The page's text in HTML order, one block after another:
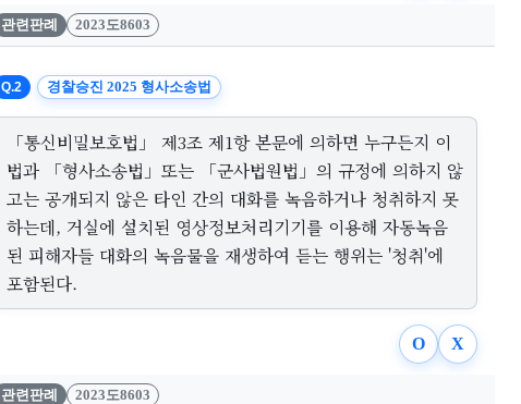
관련판례 2023도8603
Q.2 경찰승진 2025 형사소송법
「통신비밀보호법」 제3조 제1항 본문에 의하면 누구든지 이
법과 「형사소송법」또는 「군사법원법」의 규정에 의하지 않
고는 공개되지 않은 타인 간의 대화를 녹음하거나 청취하지 못
하는데, 거실에 설치된 영상정보처리기기를 이용해 자동녹음
된 피해자들 대화의 녹음물을 재생하여 듣는 행위는 '청취'에
포함된다.
O X
관련판례 2023도8603